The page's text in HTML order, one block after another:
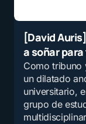
[David
a soñar
Como tribuno
un dilatado
universitario,
grupo de